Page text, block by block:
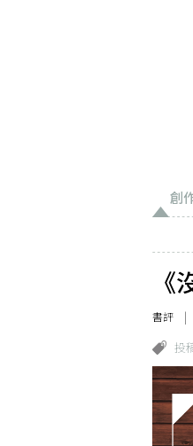
創
書評 |
投